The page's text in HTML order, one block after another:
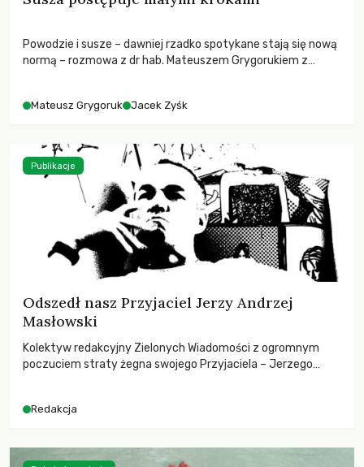
Powodzie i susze – dawniej rzadko spotykane stają się nową
normą – rozmowa z dr hab. Mateuszem Grygorukiem z
Mateusz Grygoruk Jacek Zyśk
Odszedł nasz Przyjaciel Jerzy Andrzej
Masłowski
Kolektyw redakcyjny Zielonych Wiadomości z ogromnym
poczuciem straty żegna swojego Przyjaciela – Jerzego
Redakcja
Publikacje